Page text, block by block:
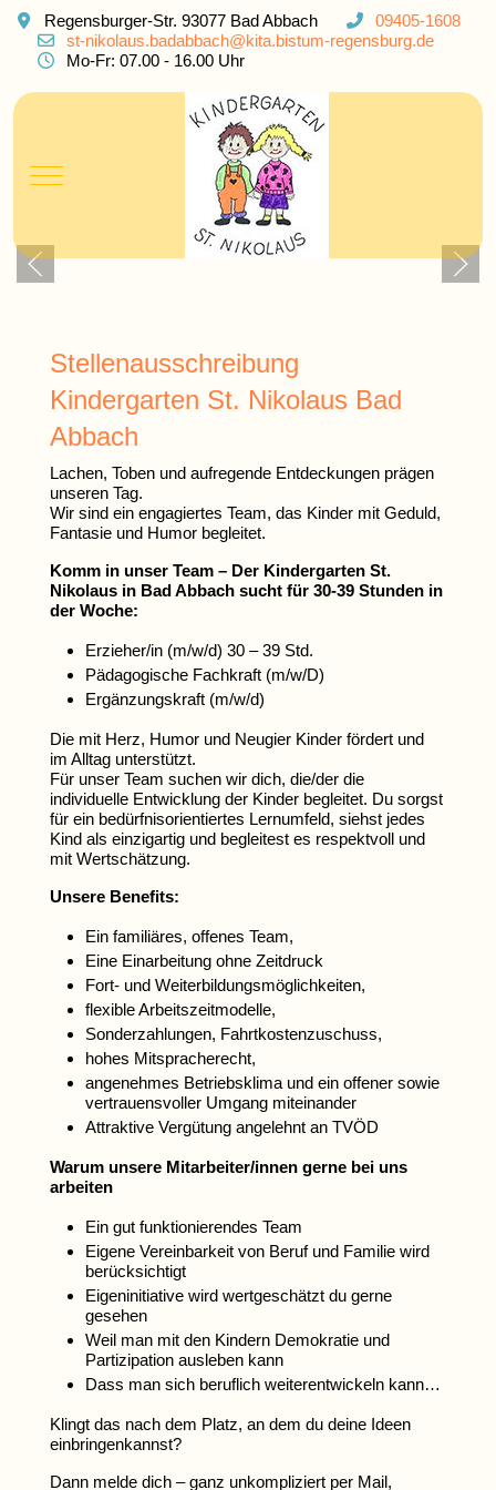
Regensburger-Str. 93077 Bad Abbach
09405-1608
st-nikolaus.badabbach@kita.bistum-regensburg.de
Mo-Fr: 07.00 - 16.00 Uhr
Mobile Menu Toggle
Stellenausschreibung
Kindergarten St. Nikolaus Bad
Abbach
Lachen, Toben und aufregende Entdeckungen prägen
unseren Tag.
Wir sind ein engagiertes Team, das Kinder mit Geduld,
Fantasie und Humor begleitet.
Komm in unser Team – Der Kindergarten St.
Nikolaus in Bad Abbach sucht für 30-39 Stunden in
der Woche:
Erzieher/in (m/w/d) 30 – 39 Std.
Pädagogische Fachkraft (m/w/D)
Ergänzungskraft (m/w/d)
Die mit Herz, Humor und Neugier Kinder fördert und
im Alltag unterstützt.
Für unser Team suchen wir dich, die/der die
individuelle Entwicklung der Kinder begleitet. Du sorgst
für ein bedürfnisorientiertes Lernumfeld, siehst jedes
Kind als einzigartig und begleitest es respektvoll und
mit Wertschätzung.
Unsere Benefits:
Ein familiäres, offenes Team,
Eine Einarbeitung ohne Zeitdruck
Fort- und Weiterbildungsmöglichkeiten,
flexible Arbeitszeitmodelle,
Sonderzahlungen, Fahrtkostenzuschuss,
hohes Mitspracherecht,
angenehmes Betriebsklima und ein offener sowie
vertrauensvoller Umgang miteinander
Attraktive Vergütung angelehnt an TVÖD
Warum unsere Mitarbeiter/innen gerne bei uns
arbeiten
Ein gut funktionierendes Team
Eigene Vereinbarkeit von Beruf und Familie wird
berücksichtigt
Eigeninitiative wird wertgeschätzt du gerne
gesehen
Weil man mit den Kindern Demokratie und
Partizipation ausleben kann
Dass man sich beruflich weiterentwickeln kann…
Klingt das nach dem Platz, an dem du deine Ideen
einbringenkannst?
Dann melde dich – ganz unkompliziert per Mail,